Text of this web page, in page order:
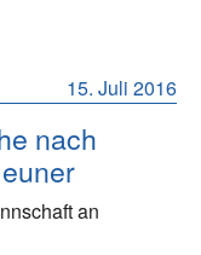
15. Juli 2016
nach
an